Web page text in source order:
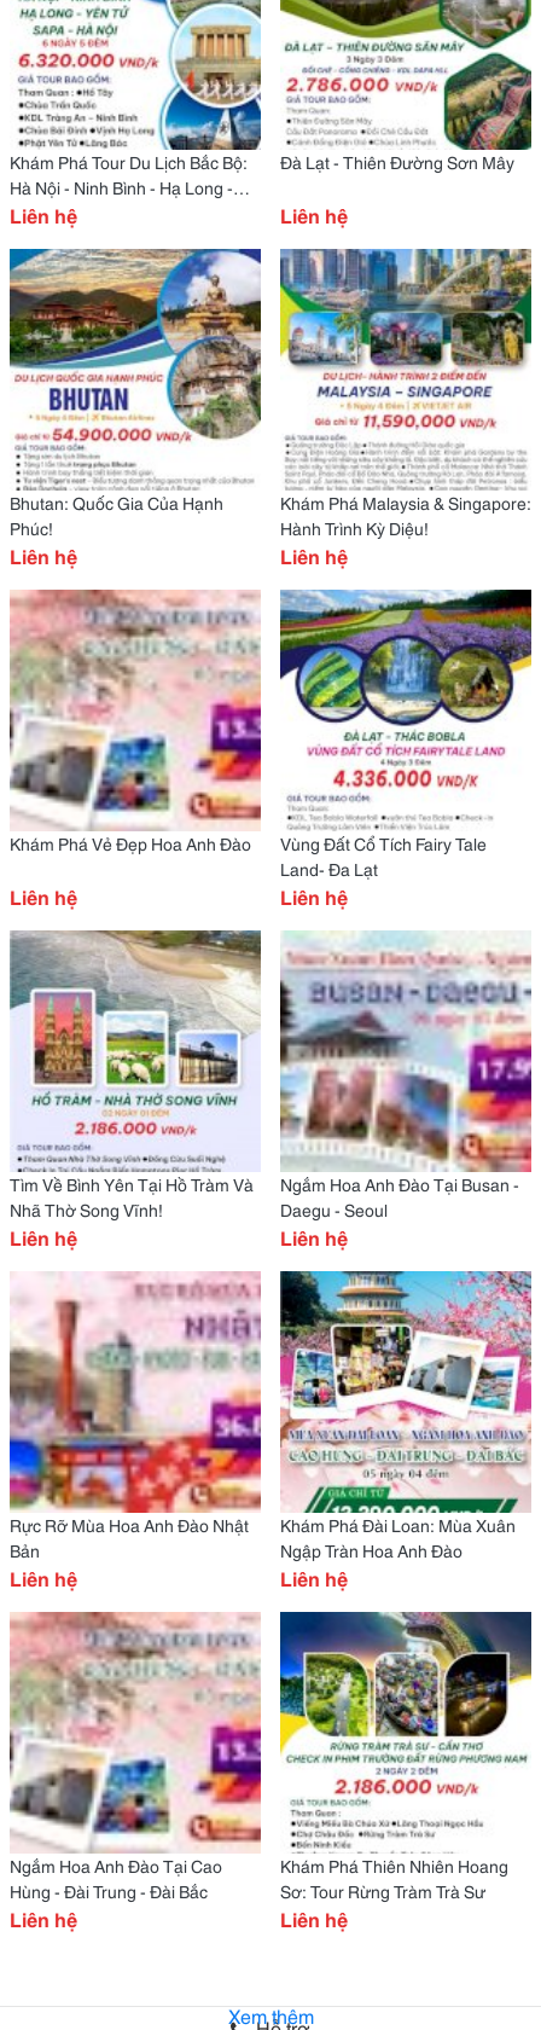
Khám Phá Tour Du Lịch Bắc Bộ:
Hà Nội - Ninh Bình - Hạ Long -
Yên Tử - Sapa 6N5Đ
Liên hệ
Đà Lạt - Thiên Đường Sơn Mây
Liên hệ
Bhutan: Quốc Gia Của Hạnh
Phúc!
Liên hệ
Khám Phá Malaysia & Singapore:
Hành Trình Kỳ Diệu!
Liên hệ
Khám Phá Vẻ Đẹp Hoa Anh Đào
Liên hệ
Vùng Đất Cổ Tích Fairy Tale
Land- Đa Lạt
Liên hệ
Tìm Về Bình Yên Tại Hồ Tràm Và
Nhã Thờ Song Vĩnh!
Liên hệ
Ngắm Hoa Anh Đào Tại Busan -
Daegu - Seoul
Liên hệ
Rực Rỡ Mùa Hoa Anh Đào Nhật
Bản
Liên hệ
Khám Phá Đài Loan: Mùa Xuân
Ngập Tràn Hoa Anh Đào
Liên hệ
Ngắm Hoa Anh Đào Tại Cao
Hùng - Đài Trung - Đài Bắc
Liên hệ
Khám Phá Thiên Nhiên Hoang
Sơ: Tour Rừng Tràm Trà Sư
Liên hệ
Xem thêm